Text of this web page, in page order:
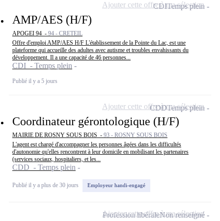
AMP/AES (H/F)
APOGEI 94 - 94 - CRETEIL
Offre d'emploi AMP/AES H/F L'établissement de la Pointe du Lac, est une
plateforme qui accueille des adultes avec autisme et troubles envahissants du
développement. Il a une capacité de 46 personnes...
CDI - Temps plein
Publié il y a 5 jours
CDITemps plein
Ajouter cette offre à ma sélection
Coordinateur gérontologique (H/F)
MAIRIE DE ROSNY SOUS BOIS - 93 - ROSNY SOUS BOIS
L'agent est chargé d'accompagner les personnes âgées dans les difficultés
d'autonomie qu'elles rencontrent à leur domicile en mobilisant les partenaires
(services sociaux, hospitaliers, et les...
CDD - Temps plein
Publié il y a plus de 30 jours Employeur handi-engagé
CDDTemps plein
Ajouter cette offre à ma sélection
Profession libéraleNon renseigné
Ajouter cette offre à ma sélection